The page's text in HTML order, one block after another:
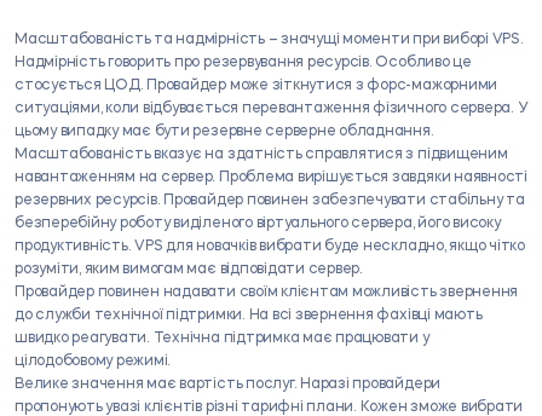
Масштабованість та надмірність – значущі моменти при виборі VPS.
Надмірність говорить про резервування ресурсів. Особливо це
стосується ЦОД. Провайдер може зіткнутися з форс-мажорними
ситуаціями, коли відбувається перевантаження фізичного сервера. У
цьому випадку має бути резервне серверне обладнання.
Масштабованість вказує на здатність справлятися з підвищеним
навантаженням на сервер. Проблема вирішується завдяки наявності
резервних ресурсів. Провайдер повинен забезпечувати стабільну та
безперебійну роботу виділеного віртуального сервера, його високу
продуктивність. VPS для новачків вибрати буде нескладно, якщо чітко
розуміти, яким вимогам має відповідати сервер.
Провайдер повинен надавати своїм клієнтам можливість звернення
до служби технічної підтримки. На всі звернення фахівці мають
швидко реагувати. Технічна підтримка має працювати у
цілодобовому режимі.
Велике значення має вартість послуг. Наразі провайдери
пропонують увазі клієнтів різні тарифні плани. Кожен зможе вибрати